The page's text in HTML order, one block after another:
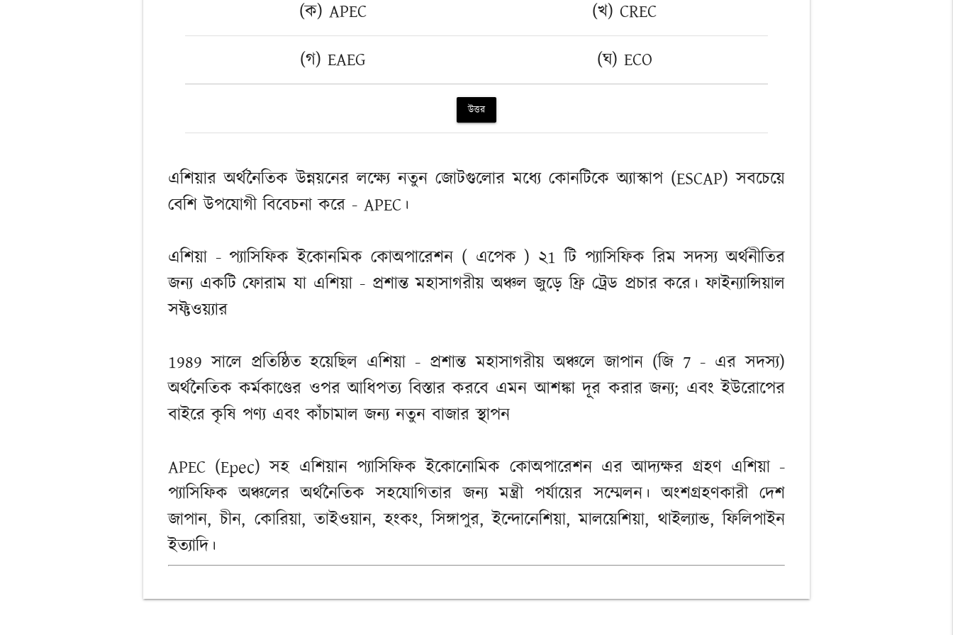
(ক) APEC
(খ) CREC
(গ) EAEG
(ঘ) ECO
উত্তর
এশিয়ার অর্থনৈতিক উন্নয়নের লক্ষ্যে নতুন জোটগুলোর মধ্যে কোনটিকে অ্যাস্কাপ (ESCAP) সবচেয়ে
বেশি উপযোগী বিবেচনা করে - APEC।
এশিয়া - প্যাসিফিক ইকোনমিক কোঅপারেশন ( এপেক ) ২1 টি প্যাসিফিক রিম সদস্য অর্থনীতির
জন্য একটি ফোরাম যা এশিয়া - প্রশান্ত মহাসাগরীয় অঞ্চল জুড়ে ফ্রি ট্রেড প্রচার করে। ফাইন্যান্সিয়াল
সফ্টওয়্যার
1989 সালে প্রতিষ্ঠিত হয়েছিল এশিয়া - প্রশান্ত মহাসাগরীয় অঞ্চলে জাপান (জি 7 - এর সদস্য)
অর্থনৈতিক কর্মকাণ্ডের ওপর আধিপত্য বিস্তার করবে এমন আশঙ্কা দূর করার জন্য; এবং ইউরোপের
বাইরে কৃষি পণ্য এবং কাঁচামাল জন্য নতুন বাজার স্থাপন
APEC (Epec) সহ এশিয়ান প্যাসিফিক ইকোনোমিক কোঅপারেশন এর আদ্যক্ষর গ্রহণ এশিয়া -
প্যাসিফিক অঞ্চলের অর্থনৈতিক সহযোগিতার জন্য মন্ত্রী পর্যায়ের সম্মেলন। অংশগ্রহণকারী দেশ
জাপান, চীন, কোরিয়া, তাইওয়ান, হংকং, সিঙ্গাপুর, ইন্দোনেশিয়া, মালয়েশিয়া, থাইল্যান্ড, ফিলিপাইন
ইত্যাদি।